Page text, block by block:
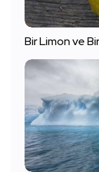
Bir Limon ve